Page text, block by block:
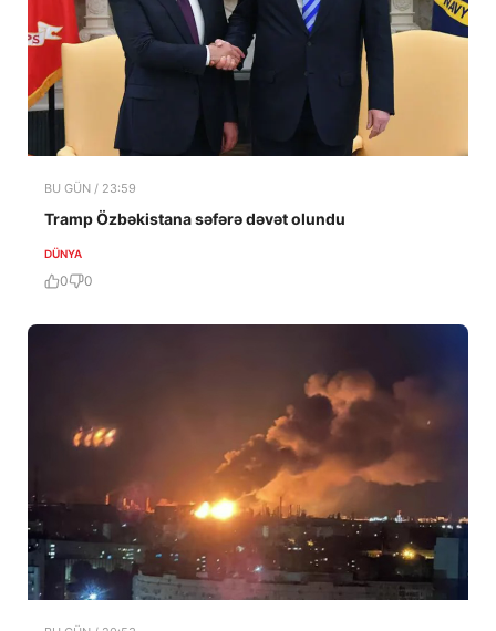
BU GÜN / 23:59
Tramp Özbəkistana səfərə dəvət olundu
DÜNYA
0 0